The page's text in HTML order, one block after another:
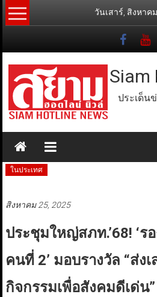
Skip
to
วันเสาร์, สิงหาค
Siam
ประเด็น
ในประเทศ
สิงหาคม 25, 2025
ประชุมใหญ่สภท.’68! ‘ร
คนที่ 2’ มอบรางวัล “ส่ง
กิจกรรมเพื่อสังคมดีเด่น”